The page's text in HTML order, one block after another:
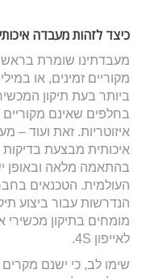
כיצד לזהות מעבדה
מעבדתינו שומרת בראש
מקוריים זמינים, או
ביותר בעת תיקון
בחלפים שאינם מקוריים
איכותית מבצעת
בהתאמה מלאה ובאופן
העולמית. הטכנאים
הנדרשות עבור ביצוע
לאייפון 4S.
שימו לב, כי ישנם